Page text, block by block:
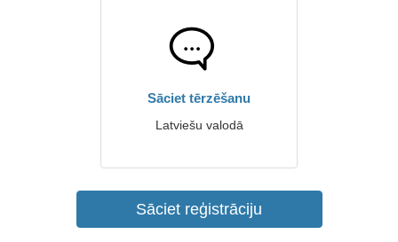
Sāciet tērzēšanu
Latviešu valodā
Sāciet reģistrāciju